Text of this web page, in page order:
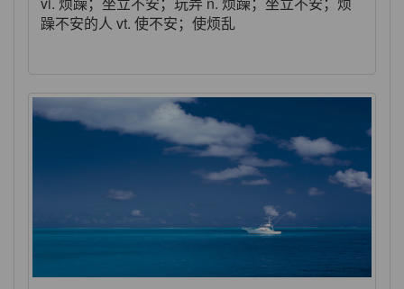
躁不安的人 vt. 使不安；使烦乱